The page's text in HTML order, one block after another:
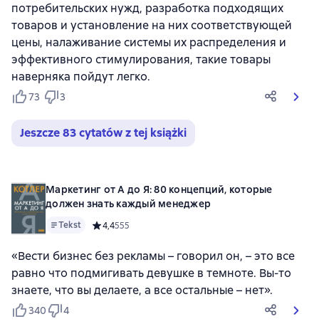
потребительских нужд, разработка подходящих
товаров и установление на них соответствующей
цены, налаживание системы их распределения и
эффективного стимулирования, такие товары
наверняка пойдут легко.
73 3
Jeszcze 83 cytatów z tej książki
Маркетинг от А до Я: 80 концепций, которые
должен знать каждый менеджер
Tekst Средний рейтинг 4,4 на основе 555 оценок
4,4555
«Вести бизнес без рекламы – говорил он, – это все
равно что подмигивать девушке в темноте. Вы-то
знаете, что вы делаете, а все остальные – нет».
340 4